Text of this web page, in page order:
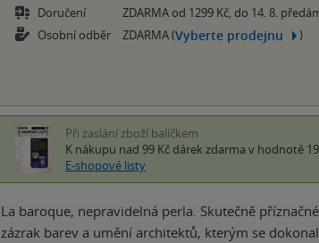
Doručení
ZDARMA od 1299 Kč, do 14. 8.
Osobní odběr
ZDARMA (Vyberte prodejnu )
Při zaslání zboží balíčkem
K nákupu nad 99 Kč dárek zdarma v hodnotě
E-shopové listy
La baroque, nepravidelná perla. Skutečně
zázrak barev a umění architektů, kterým se